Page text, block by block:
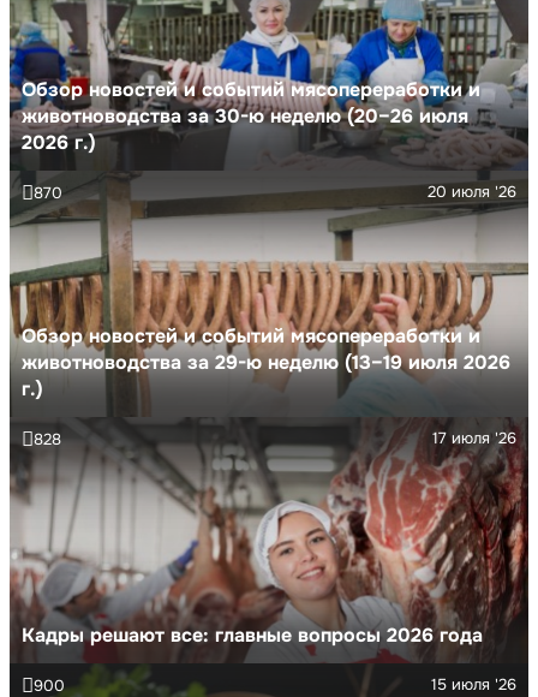
Обзор новостей и событий мясопереработки и
животноводства за 30-ю неделю (20–26 июля
2026 г.)
Обзор новостей и событий мясопереработки и
животноводства за 29-ю неделю (13–19 июля 2026
г.)
20 июля '26
870
Кадры решают все: главные вопросы 2026 года
17 июля '26
828
15 июля '26
900